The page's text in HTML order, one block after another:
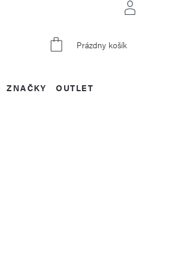
NÁKUPNÝ
Prázdny košík
OUTLET
ZNAČKY